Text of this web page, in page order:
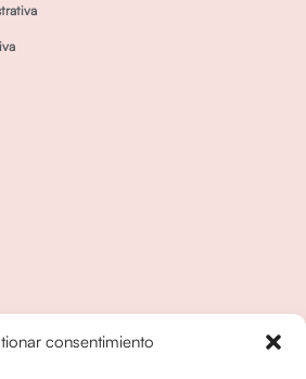
consentimiento